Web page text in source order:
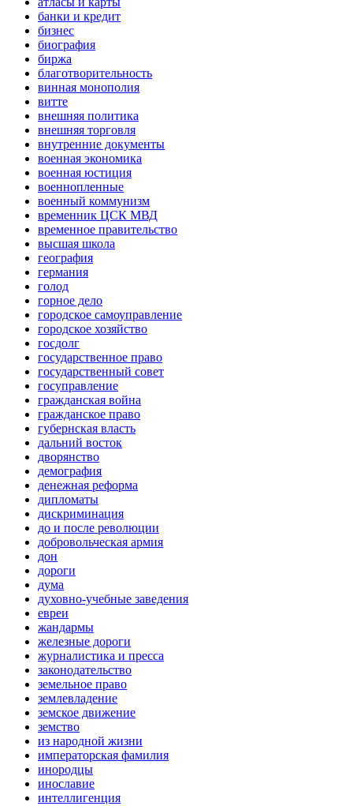
банки и кредит
бизнес
биография
биржа
благотворительность
винная монополия
витте
внешняя политика
внешняя торговля
внутренние документы
военная экономика
военная юстиция
военнопленные
военный коммунизм
временник ЦСК МВД
временное правительство
высшая школа
география
германия
голод
горное дело
городское самоуправление
городское хозяйство
госдолг
государственное право
государственный совет
госуправление
гражданская война
гражданское право
губернская власть
дальний восток
дворянство
демография
денежная реформа
дипломаты
дискриминация
до и после революции
добровольческая армия
дон
дороги
дума
духовно-учебные заведения
евреи
жандармы
железные дороги
журналистика и пресса
законодательство
земельное право
землевладение
земское движение
земство
из народной жизни
императорская фамилия
инородцы
инославие
интеллигенция